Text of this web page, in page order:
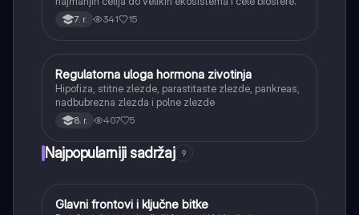
7. r. 341 15
Biologija
Regulatorna uloga hormona zivotinja
Hipofiza, stitne zlezde, parastitaste zlezde, pankreas,
nadbubrezna zlezda i polne zlezde
8. r. 407 5
Najpopularniji sadržaj 9
Istorija
Glavni frontovi i ključne bitke